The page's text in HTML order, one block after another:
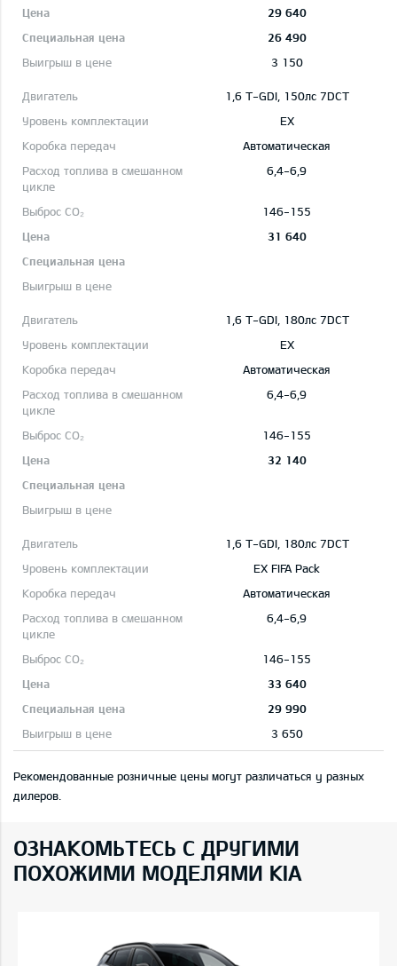
29 640
26 490
3 150
1,6 T-GDI, 150лс 7DCT
EX
Автоматическая
6,4-6,9
146-155
31 640
1,6 T-GDI, 180лс 7DCT
EX
Автоматическая
6,4-6,9
146-155
32 140
1,6 T-GDI, 180лс 7DCT
EX FIFA Pack
Автоматическая
6,4-6,9
146-155
33 640
29 990
3 650
Рекомендованные розничные цены могут различаться у разных
дилеров.
ОЗНАКОМЬТЕСЬ С ДРУГИМИ
ПОХОЖИМИ МОДЕЛЯМИ KIA